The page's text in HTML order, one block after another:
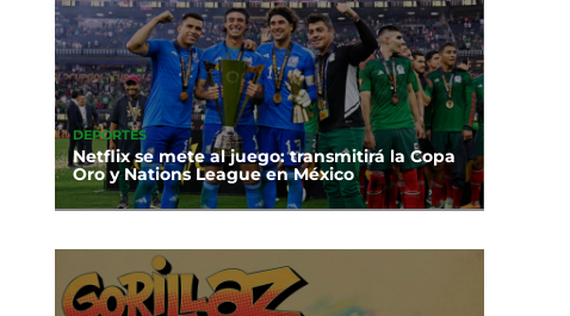
DEPORTES
Netflix se mete al juego: transmitirá la Copa
Oro y Nations League en México